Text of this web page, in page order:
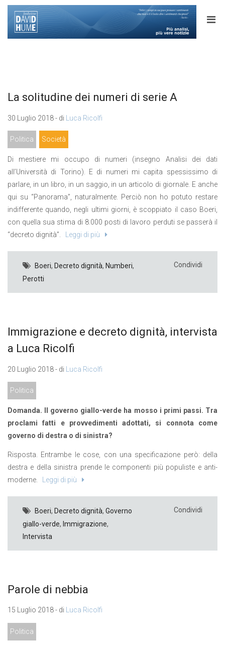
La solitudine dei numeri di serie A
30 Luglio 2018 - di Luca Ricolfi
Politica Società
Di mestiere mi occupo di numeri (insegno Analisi dei dati
all’Università di Torino). E di numeri mi capita spessissimo di
parlare, in un libro, in un saggio, in un articolo di giornale. E anche
qui su “Panorama”, naturalmente. Perciò non ho potuto restare
indifferente quando, negli ultimi giorni, è scoppiato il caso Boeri,
con quella sua stima di 8.000 posti di lavoro perduti se passerà il
“decreto dignità”.
Leggi di più
Boeri, Decreto dignità, Numberi,
Perotti
Condividi
Immigrazione e decreto dignità, intervista
a Luca Ricolfi
20 Luglio 2018 - di Luca Ricolfi
Politica
Domanda. Il governo giallo-verde ha mosso i primi passi. Tra
proclami fatti e provvedimenti adottati, si connota come
governo di destra o di sinistra?
Risposta. Entrambe le cose, con una specificazione però: della
destra e della sinistra prende le componenti più populiste e anti-
moderne.
Leggi di più
Boeri, Decreto dignità, Governo
giallo-verde, Immigrazione,
Intervista
Condividi
Parole di nebbia
15 Luglio 2018 - di Luca Ricolfi
Politica